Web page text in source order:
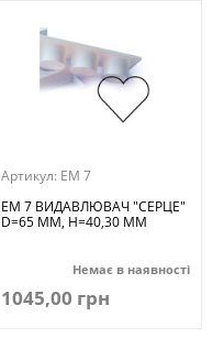
Артикул: EM 7
EM 7 ВИДАВЛЮВАЧ "СЕРЦЕ"
D=65 MM, H=40,30 MM
Немає в наявності
1045,00 грн